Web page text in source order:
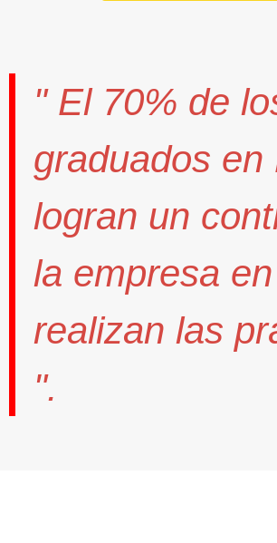
" El 70% de
graduados en
logran un
la empresa
realizan las
".